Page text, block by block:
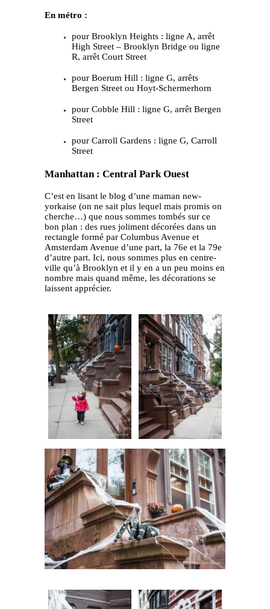
En métro :
pour Brooklyn Heights : ligne A, arrêt
High Street – Brooklyn Bridge ou ligne
R, arrêt Court Street
pour Boerum Hill : ligne G, arrêts
Bergen Street ou Hoyt-Schermerhorn
pour Cobble Hill : ligne G, arrêt Bergen
Street
pour Carroll Gardens : ligne G, Carroll
Street
Manhattan : Central Park Ouest
C’est en lisant le blog d’une maman new-
yorkaise (on ne sait plus lequel mais promis on
cherche…) que nous sommes tombés sur ce
bon plan : des rues joliment décorées dans un
rectangle formé par Columbus Avenue et
Amsterdam Avenue d’une part, la 76e et la 79e
d’autre part. Ici, nous sommes plus en centre-
ville qu’à Brooklyn et il y en a un peu moins en
nombre mais quand même, les décorations se
laissent apprécier.